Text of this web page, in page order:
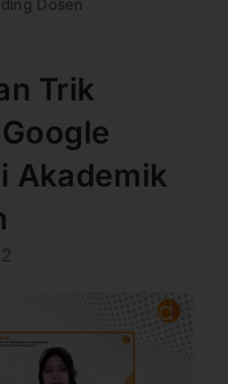
Dosen
Trik
Akademik